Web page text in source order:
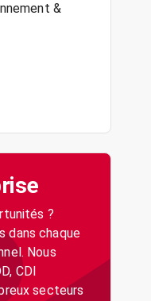
&
?
dans chaque
Nous
CDI
secteurs